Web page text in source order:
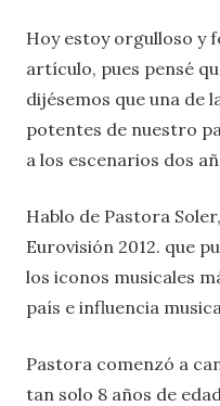
Hoy estoy orgulloso y
artículo, pues pensé
dijésemos que una de
potentes de nuestro
a los escenarios dos
Hablo de Pastora
Eurovisión 2012. que
los iconos musicales
país e influencia
Pastora comenzó a
tan solo 8 años de